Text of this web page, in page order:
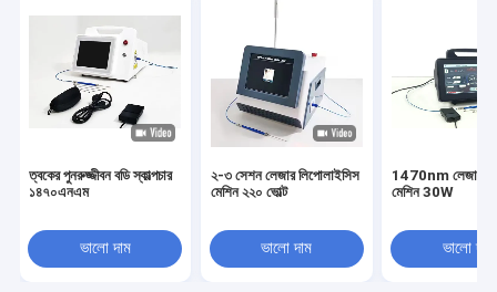
ত্বকের পুনরুজ্জীবন বডি স্কাল্পচার
১৪৭০এনএম
ভালো দাম
২-৩ সেশন লেজার লিপোলাইসিস
মেশিন ২২০ ভোল্ট
ভালো দাম
1470nm লেজার
মেশিন 30W
ভালো দাম